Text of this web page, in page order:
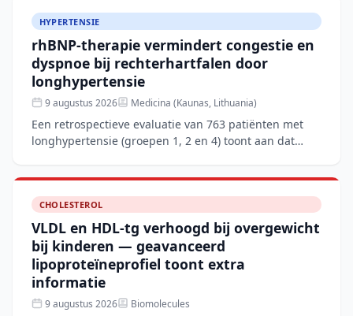
HYPERTENSIE
rhBNP-therapie vermindert congestie en
dyspnoe bij rechterhartfalen door
longhypertensie
9 augustus 2026 Medicina (Kaunas, Lithuania)
Een retrospectieve evaluatie van 763 patiënten met
longhypertensie (groepen 1, 2 en 4) toont aan dat
CHOLESTEROL
VLDL en HDL-tg verhoogd bij overgewicht
bij kinderen — geavanceerd
lipoproteïneprofiel toont extra
informatie
9 augustus 2026 Biomolecules